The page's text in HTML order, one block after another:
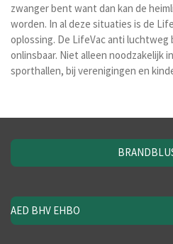
zwanger bent want dan kan de
worden. In al deze situaties is de
oplossing. De LifeVac anti luchtweg
onlinsbaar. Niet alleen noodzakelijk
sporthallen, bij verenigingen en
AED BHV EHBO